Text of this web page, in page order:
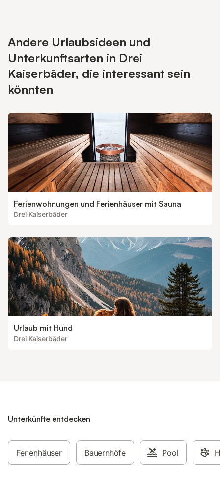
Andere Urlaubsideen und
Unterkunftsarten in Drei
Kaiserbäder, die interessant sein
könnten
Ferienwohnungen und Ferienhäuser mit Sauna
Drei Kaiserbäder
Urlaub mit Hund
Drei Kaiserbäder
Unterkünfte entdecken
Ferienhäuser Bauernhöfe Pool